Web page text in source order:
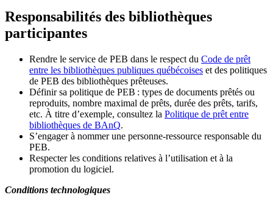
Responsabilités des bibliothèques
participantes
Rendre le service de PEB dans le respect du Code de prêt
entre les bibliothèques publiques québécoises et des politiques
de PEB des bibliothèques prêteuses.
Définir sa politique de PEB : types de documents prêtés ou
reproduits, nombre maximal de prêts, durée des prêts, tarifs,
etc. À titre d’exemple, consultez la Politique de prêt entre
bibliothèques de BAnQ.
S’engager à nommer une personne-ressource responsable du
PEB.
Respecter les conditions relatives à l’utilisation et à la
promotion du logiciel.
Conditions technologiques